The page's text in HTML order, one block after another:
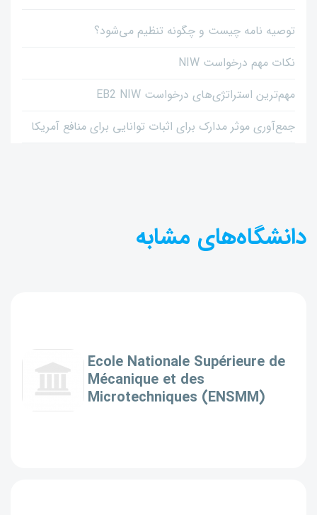
توصیه نامه چیست و چگونه تنظیم می‌شود؟
نکات مهم درخواست NIW
مهم‌ترین استراتژی‌های درخواست EB2 NIW
جمع‌آوری موثر مدارک برای اثبات توانایی برای منافع آمریکا
دانشگاه‌های مشابه
École Nationale Supérieure de
Mécanique et des
Microtechniques (ENSMM)